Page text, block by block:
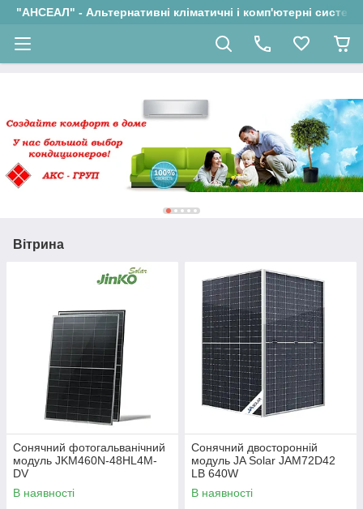
"АНСЕАЛ" - Альтернативні кліматичні і комп'ютерні системи
Вітрина
Сонячний фотогальванічний
модуль JKM460N-48HL4M-
DV
В наявності
Сонячний двосторонній
модуль JA Solar JAM72D42
LB 640W
В наявності